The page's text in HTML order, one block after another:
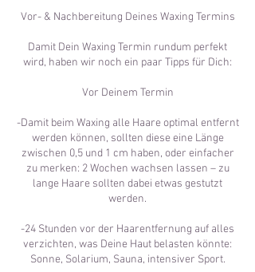
Vor- & Nachbereitung Deines Waxing Termins
Damit Dein Waxing Termin rundum perfekt
wird, haben wir noch ein paar Tipps für Dich:
Vor Deinem Termin
-Damit beim Waxing alle Haare optimal entfernt
werden können, sollten diese eine Länge
zwischen 0,5 und 1 cm haben, oder einfacher
zu merken: 2 Wochen wachsen lassen – zu
lange Haare sollten dabei etwas gestutzt
werden.
-24 Stunden vor der Haarentfernung auf alles
verzichten, was Deine Haut belasten könnte:
Sonne, Solarium, Sauna, intensiver Sport.